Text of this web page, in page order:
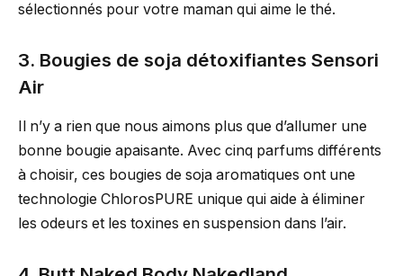
sélectionnés pour votre maman qui aime le thé.
3. Bougies de soja détoxifiantes Sensori
Air
Il n’y a rien que nous aimons plus que d’allumer une
bonne bougie apaisante. Avec cinq parfums différents
à choisir, ces bougies de soja aromatiques ont une
technologie ChlorosPURE unique qui aide à éliminer
les odeurs et les toxines en suspension dans l’air.